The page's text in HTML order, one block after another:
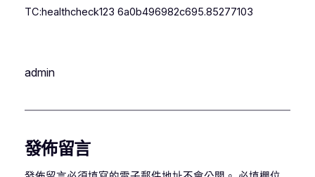
TC:healthcheck123 6a0b496982c695.85277103
admin
發佈留言